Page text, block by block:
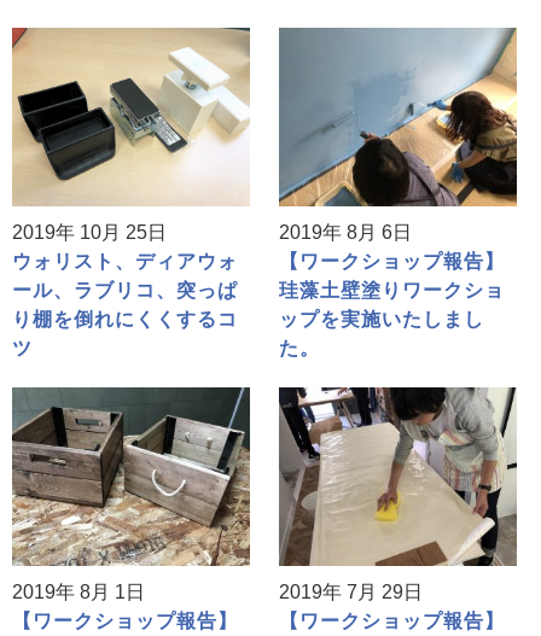
2019年 10月 25日
ウォリスト、ディアウォ
ール、ラブリコ、突っぱ
り棚を倒れにくくするコ
ツ
2019年 8月 6日
【ワークショップ報告】
珪藻土壁塗りワークショ
ップを実施いたしまし
た。
2019年 8月 1日
【ワークショップ報告】
2019年 7月 29日
【ワークショップ報告】